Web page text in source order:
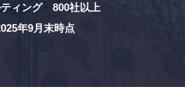
ティング 800社以上
年9月末時点